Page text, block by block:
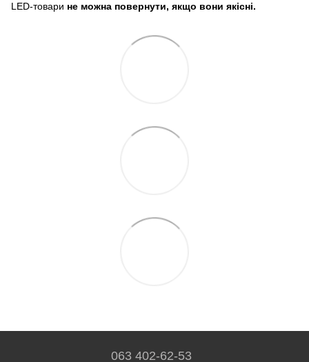
LED-товари не можна повернути, якщо вони якісні.
063 402-62-53